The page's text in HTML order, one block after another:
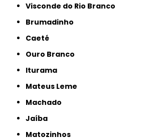
Visconde do Rio Branco
Brumadinho
Caeté
Ouro Branco
Iturama
Mateus Leme
Machado
Jaíba
Matozinhos